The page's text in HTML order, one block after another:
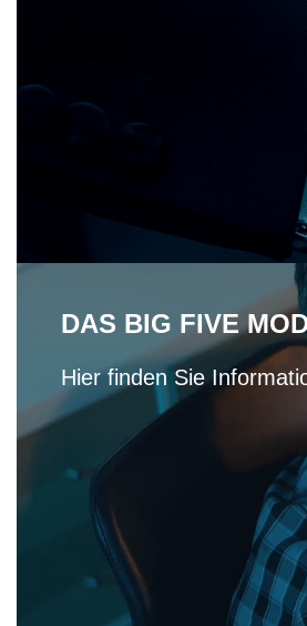
DAS BIG FIVE
Hier finden Sie